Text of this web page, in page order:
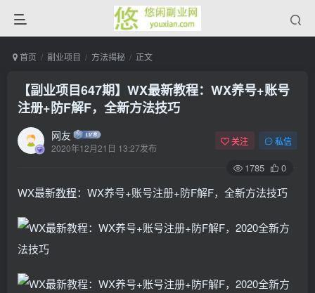
首页 副业项目 方法揭秘 正文
【副业项目647期】WX最新教程：WX养号+账号
注册+防F解F，全新方法技巧
网友
2020年12月21日 13:27发布
关注 私信
1785 0
WX最新教程：WX养号+账号注册+防F解F，全新方法技巧